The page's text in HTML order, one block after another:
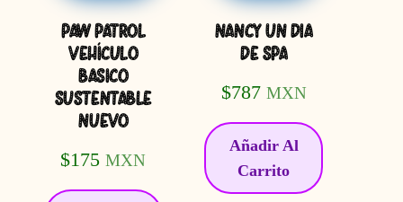
PAW PATROL
VEHÍCULO
BASICO
SUSTENTABLE
NUEVO
$175 MXN
NANCY UN DIA
DE SPA
$787 MXN
Añadir Al
Carrito